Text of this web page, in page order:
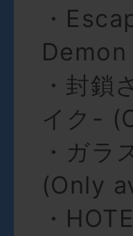
・
・封鎖
イク-
・ガラ
(Only
・